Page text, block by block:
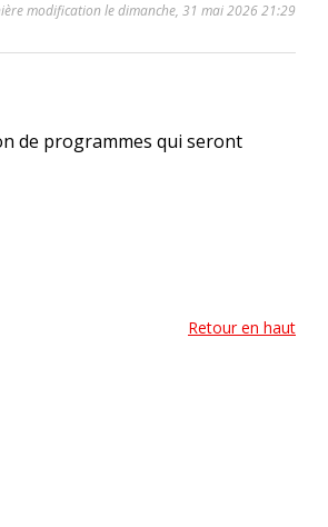
modification le dimanche, 31 mai 2026 21:29
de programmes qui seront
Retour en haut